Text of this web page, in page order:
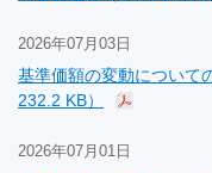
2026年07月03日
基準価額の変動について
232.2 KB）
2026年07月01日